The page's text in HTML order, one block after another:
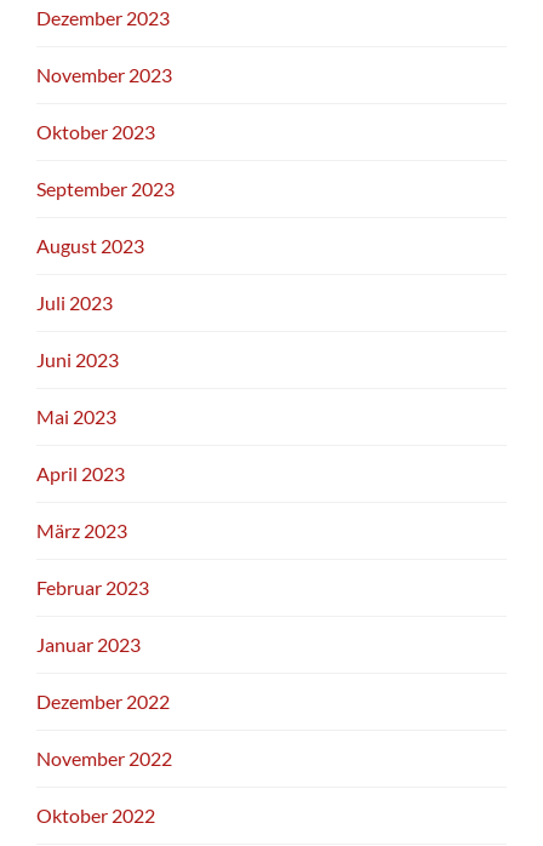
Dezember 2023
November 2023
Oktober 2023
September 2023
August 2023
Juli 2023
Juni 2023
Mai 2023
April 2023
März 2023
Februar 2023
Januar 2023
Dezember 2022
November 2022
Oktober 2022